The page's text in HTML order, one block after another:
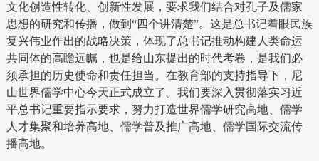
文化创造性转化、创新性发展，要求我们结合对孔子及儒家
思想的研究和传播，做到“四个讲清楚”。这是总书记着眼民族
复兴伟业作出的战略决策，体现了总书记推动构建人类命运
共同体的高瞻远瞩，也是给山东提出的时代考卷，是我们必
须承担的历史使命和责任担当。在教育部的支持指导下，尼
山世界儒学中心今天正式成立了。我们要深入贯彻落实习近
平总书记重要指示要求，努力打造世界儒学研究高地、儒学
人才集聚和培养高地、儒学普及推广高地、儒学国际交流传
播高地。